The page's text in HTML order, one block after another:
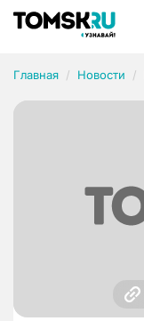
Главная Новости